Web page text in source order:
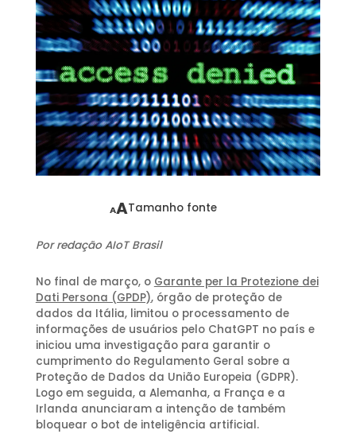
AATamanho fonte
Por redação AIoT Brasil
No final de março, o Garante per la Protezione dei
Dati Persona (GPDP), órgão de proteção de
dados da Itália, limitou o processamento de
informações de usuários pelo ChatGPT no país e
iniciou uma investigação para garantir o
cumprimento do Regulamento Geral sobre a
Proteção de Dados da União Europeia (GDPR).
Logo em seguida, a Alemanha, a França e a
Irlanda anunciaram a intenção de também
bloquear o bot de inteligência artificial.